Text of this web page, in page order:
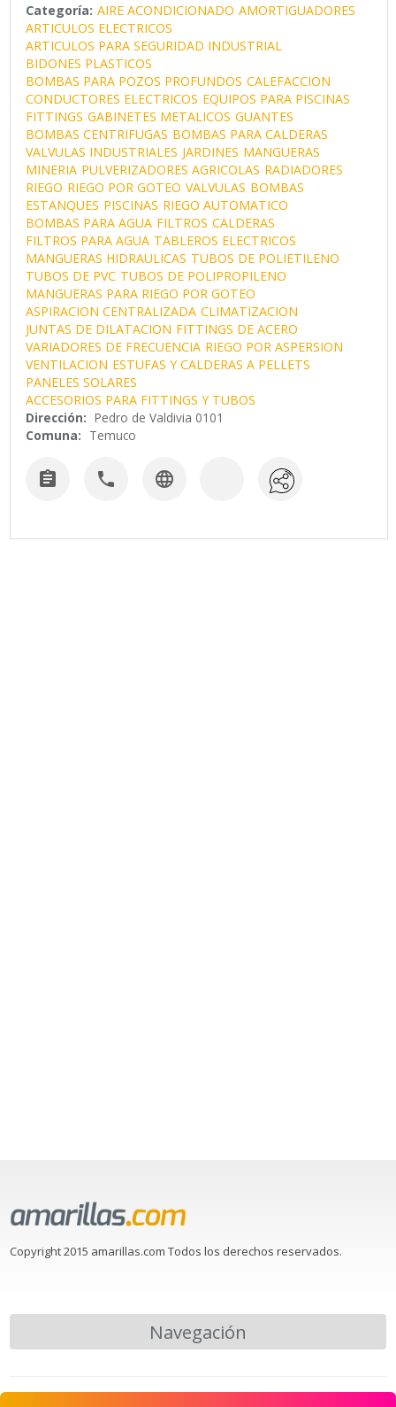
Categoría: AIRE ACONDICIONADO AMORTIGUADORES
ARTICULOS ELECTRICOS
ARTICULOS PARA SEGURIDAD INDUSTRIAL
BIDONES PLASTICOS
BOMBAS PARA POZOS PROFUNDOS CALEFACCION
CONDUCTORES ELECTRICOS EQUIPOS PARA PISCINAS
FITTINGS GABINETES METALICOS GUANTES
BOMBAS CENTRIFUGAS BOMBAS PARA CALDERAS
VALVULAS INDUSTRIALES JARDINES MANGUERAS
MINERIA PULVERIZADORES AGRICOLAS RADIADORES
RIEGO RIEGO POR GOTEO VALVULAS BOMBAS
ESTANQUES PISCINAS RIEGO AUTOMATICO
BOMBAS PARA AGUA FILTROS CALDERAS
FILTROS PARA AGUA TABLEROS ELECTRICOS
MANGUERAS HIDRAULICAS TUBOS DE POLIETILENO
TUBOS DE PVC TUBOS DE POLIPROPILENO
MANGUERAS PARA RIEGO POR GOTEO
ASPIRACION CENTRALIZADA CLIMATIZACION
JUNTAS DE DILATACION FITTINGS DE ACERO
VARIADORES DE FRECUENCIA RIEGO POR ASPERSION
VENTILACION ESTUFAS Y CALDERAS A PELLETS
PANELES SOLARES
ACCESORIOS PARA FITTINGS Y TUBOS
Dirección: Pedro de Valdivia 0101
Comuna: Temuco
  
Copyright 2015 amarillas.com Todos los derechos reservados.
Navegación